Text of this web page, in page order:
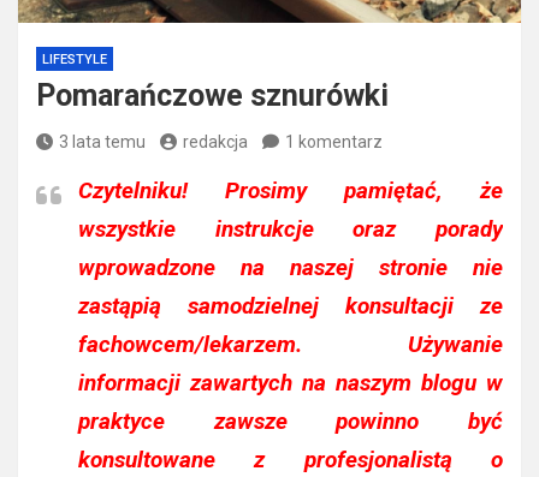
LIFESTYLE
Pomarańczowe sznurówki
3 lata temu redakcja 1 komentarz
Czytelniku!Prosimy pamiętać, że
wszystkie instrukcje oraz porady
wprowadzone na naszej stronie nie
zastąpią samodzielnej konsultacji ze
fachowcem/lekarzem. Używanie
informacji zawartych na naszym blogu w
praktyce zawsze powinno być
konsultowane z profesjonalistą o